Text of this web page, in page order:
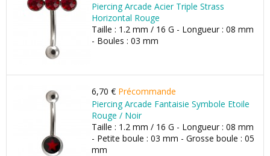
Piercing Arcade Acier Triple Strass
Horizontal Rouge
Taille : 1.2 mm / 16 G - Longueur : 08 mm
- Boules : 03 mm
6,70 € Précommande
Piercing Arcade Fantaisie Symbole Etoile
Rouge / Noir
Taille : 1.2 mm / 16 G - Longueur : 08 mm
- Petite boule : 03 mm - Grosse boule : 05
mm